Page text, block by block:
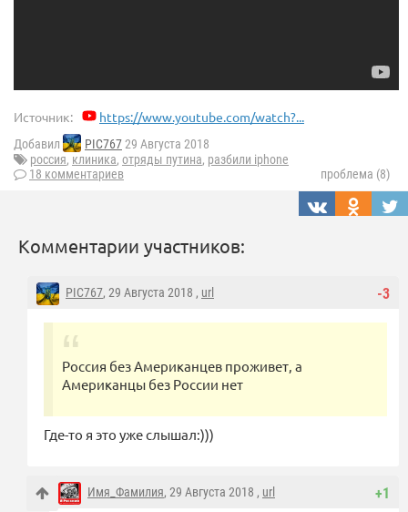
Источник: https://www.youtube.com/watch?...
Добавил PIC76729 Августа 2018
россия, клиника, отряды путина, разбили iphone
18 комментариев
проблема (8)
Комментарии участников:
-3
PIC767, 29 Августа 2018 , url
Россия без Американцев проживет, а
Американцы без России нет
Где-то я это уже слышал:)))
+1
Имя_Фамилия, 29 Августа 2018 , url